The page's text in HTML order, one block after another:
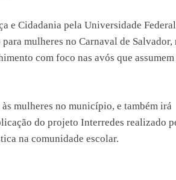
e Cidadania pela Universidade
mulheres no Carnaval de Salvador,
com foco nas avós que assumem
mulheres no município, e também irá
do projeto Interredes realizado
na comunidade escolar.